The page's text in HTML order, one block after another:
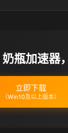
奶瓶加速器
立即下载
（Win10及以上版本）